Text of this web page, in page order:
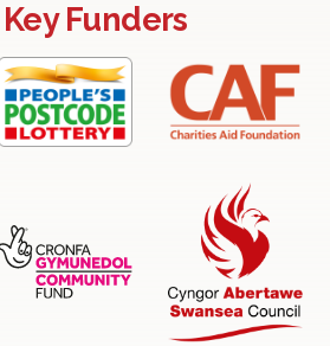
Funders